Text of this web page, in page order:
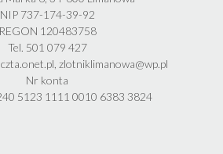
NIP 737-174-39-92
REGON 120483758
Tel. 501 079 427
zlotniklimanowa@wp.pl
Nr konta
5123 1111 0010 6383 3824